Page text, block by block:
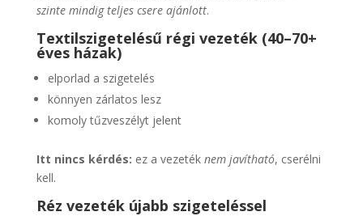
szinte mindig teljes csere ajánlott.
Textilszigetelésű régi vezeték (40–70+
éves házak)
elporlad a szigetelés
könnyen zárlatos lesz
komoly tűzveszélyt jelent
Itt nincs kérdés: ez a vezeték nem javítható, cserélni
kell.
Réz vezeték újabb szigeteléssel